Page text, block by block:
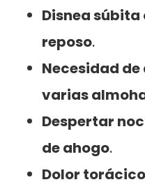
Disnea súbita
reposo.
Necesidad
varias
Despertar
de ahogo.
Dolor torácico